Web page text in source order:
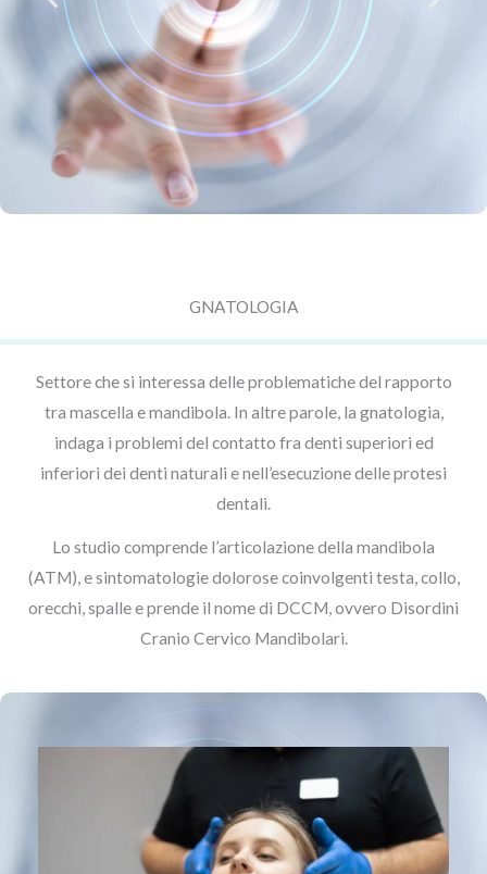
GNATOLOGIA
Settore che si interessa delle problematiche del rapporto
tra mascella e mandibola. In altre parole, la gnatologia,
indaga i problemi del contatto fra denti superiori ed
inferiori dei denti naturali e nell’esecuzione delle protesi
dentali.
Lo studio comprende l’articolazione della mandibola
(ATM), e sintomatologie dolorose coinvolgenti testa, collo,
orecchi, spalle e prende il nome di DCCM, ovvero Disordini
Cranio Cervico Mandibolari.